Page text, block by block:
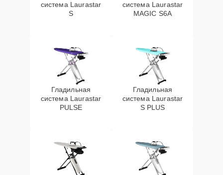
система Laurastar
S
система Laurastar
MAGIC S6A
Гладильная
система Laurastar
PULSE
Гладильная
система Laurastar
S PLUS